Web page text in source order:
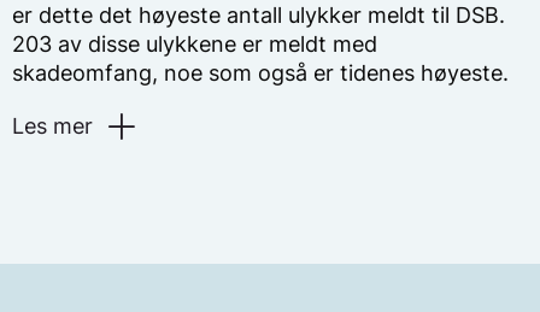
er dette det høyeste antall ulykker meldt til DSB.
203 av disse ulykkene er meldt med
skadeomfang, noe som også er tidenes høyeste.
Les mer
omfattende skader eller død. Ytre og indre